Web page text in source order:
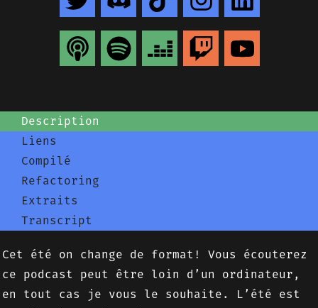
Description
Liens
Compilé
Refactoring
Extraits
Transcript
Cet été on change de format! Vous écouterez
ce podcast peut être loin d’un ordinateur,
en tout cas je vous le souhaite. L’été est